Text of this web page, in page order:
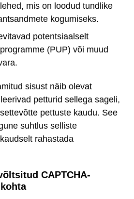
mis on loodud tundlike
kogumiseks.
potentsiaalselt
(PUP) või muud
sisust näib olevat
petturid sellega sageli,
pettuste kaudu. See
suhtlus selliste
rahastada
CAPTCHA-